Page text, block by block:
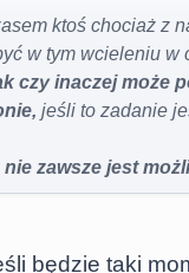
ktoś chociaż z
w tym wcieleniu w
czy inaczej może
jeśli to zadanie
zawsze jest
będzie taki